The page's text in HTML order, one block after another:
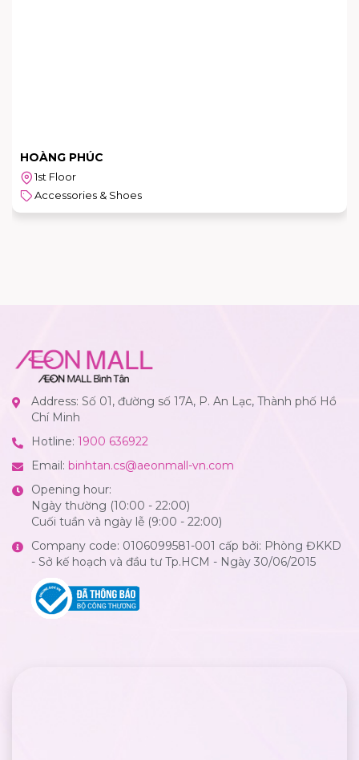
HOÀNG PHÚC
1st Floor
Accessories & Shoes
Address: Số 01, đường số 17A, P. An Lạc, Thành phố Hồ
Chí Minh
Hotline: 1900 636922
Email: binhtan.cs@aeonmall-vn.com
Opening hour:
Ngày thường (10:00 - 22:00)
Cuối tuần và ngày lễ (9:00 - 22:00)
Company code: 0106099581-001 cấp bởi: Phòng ĐKKD
- Sở kế hoạch và đầu tư Tp.HCM - Ngày 30/06/2015